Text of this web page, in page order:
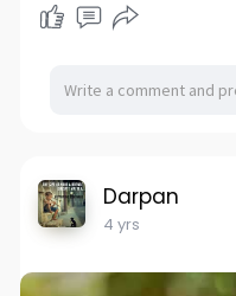
Darpan
4 yrs